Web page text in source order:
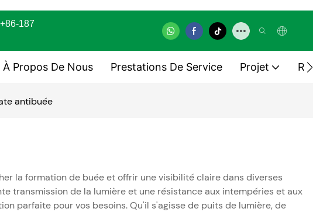
+86-187
À Propos De Nous Prestations De Service Projet
antibuée
la formation de buée et offrir une visibilité claire dans diverses
transmission de la lumière et une résistance aux intempéries et aux
parfaite pour vos besoins. Qu'il s'agisse de puits de lumière, de